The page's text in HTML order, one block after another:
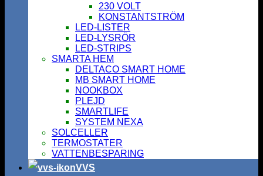
230 VOLT
KONSTANTSTRÖM
LED-LISTER
LED-LYSRÖR
LED-STRIPS
SMARTA HEM
DELTACO SMART HOME
MB SMART HOME
NOOKBOX
PLEJD
SMARTLIFE
SYSTEM NEXA
SOLCELLER
TERMOSTATER
VATTENBESPARING
VVS